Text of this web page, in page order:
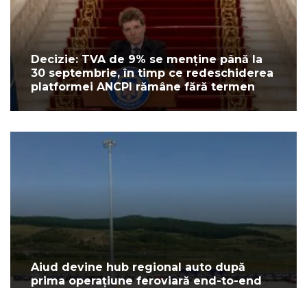
Decizie: TVA de 9% se menține până la
30 septembrie, în timp ce redeschiderea
platformei ANCPI rămâne fără termen
Aiud devine hub regional auto după
prima operațiune feroviară end-to-end